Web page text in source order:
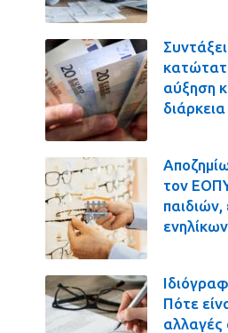
αύξηση
τον
ενηλίκων
Πότε
αλλαγές